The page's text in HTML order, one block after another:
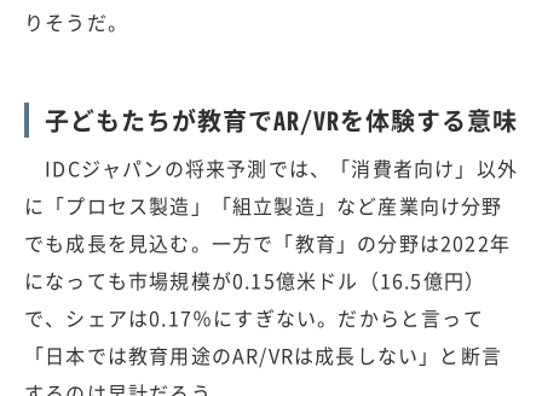
りそうだ。
子どもたちが教育でAR/VRを体験する意味
IDCジャパンの将来予測では、「消費者向け」以外
に「プロセス製造」「組立製造」など産業向け分野
でも成長を見込む。一方で「教育」の分野は2022年
になっても市場規模が0.15億米ドル（16.5億円）
で、シェアは0.17％にすぎない。だからと言って
「日本では教育用途のAR/VRは成長しない」と断言